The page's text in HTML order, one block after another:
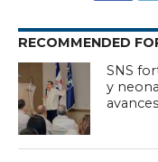
RECOMMENDED
SNS
y